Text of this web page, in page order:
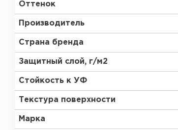
Оттенок
Производитель
Страна бренда
Защитный слой, г/м2
Стойкость к УФ
Текстура поверхности
Марка